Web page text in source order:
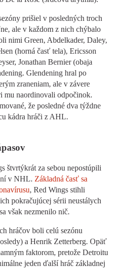
prišiel v posledných troch
ale v každom z nich chýbalo
nimi Green, Abdelkader, Daley,
(horná časť tela), Ericsson
Jonathan Bernier (obaja
Glendening hral po
zraneniam, ale v závere
mu naordinovali odpočinok.
že posledné dva týždne
kádra hráči z AHL.
štvrtýkrát za sebou nepostúpili
v NHL. Základná časť sa
, Red Wings stihli
pokračujúcej sérii neustálych
však nezmenilo nič.
hráčov boli celú sezónu
a Henrik Zetterberg. Opäť
faktorom, pretože Detroitu
jeden ďalší hráč základnej